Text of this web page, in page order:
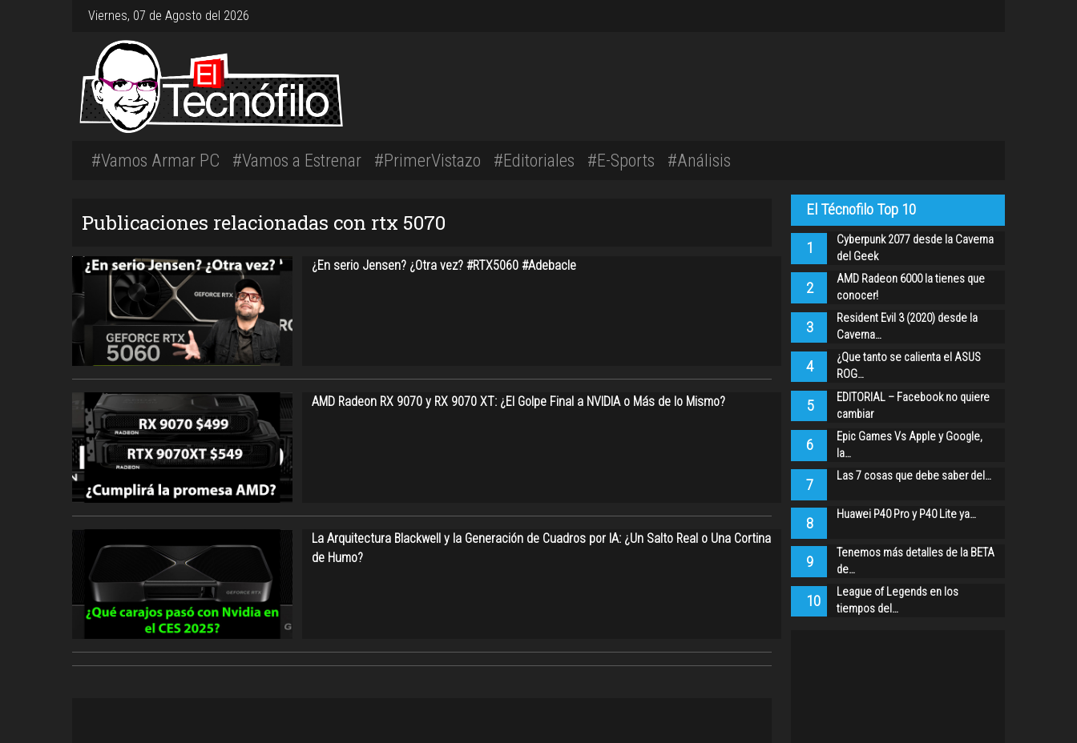
Viernes, 07 de Agosto del 2026
#Vamos Armar PC #Vamos a Estrenar #PrimerVistazo #Editoriales #E-Sports #Análisis
Publicaciones relacionadas con rtx 5070
¿En serio Jensen? ¿Otra vez? #RTX5060 #Adebacle
AMD Radeon RX 9070 y RX 9070 XT: ¿El Golpe Final a NVIDIA o Más de lo Mismo?
La Arquitectura Blackwell y la Generación de Cuadros por IA: ¿Un Salto Real o Una Cortina
de Humo?
El Técnofilo Top 10
1
Cyberpunk 2077 desde la Caverna
del Geek
2
AMD Radeon 6000 la tienes que
conocer!
3
Resident Evil 3 (2020) desde la
Caverna…
4
¿Que tanto se calienta el ASUS
ROG…
5
EDITORIAL – Facebook no quiere
cambiar
6
Epic Games Vs Apple y Google,
la…
7 Las 7 cosas que debe saber del…
8 Huawei P40 Pro y P40 Lite ya…
9
Tenemos más detalles de la BETA
de…
10
League of Legends en los
tiempos del…